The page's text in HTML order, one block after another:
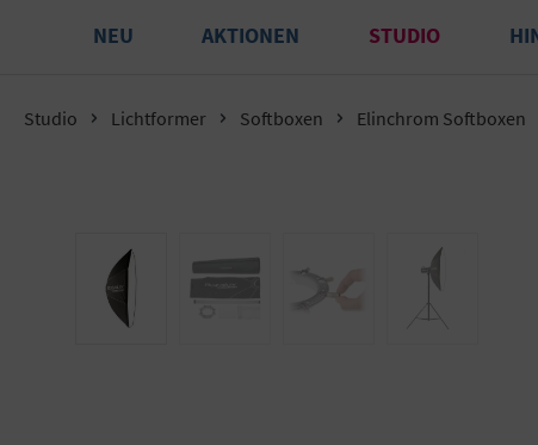
NEU AKTIONEN STUDIO
Studio Lichtformer Softboxen Elinchrom Softboxen
Bildergalerie überspringen